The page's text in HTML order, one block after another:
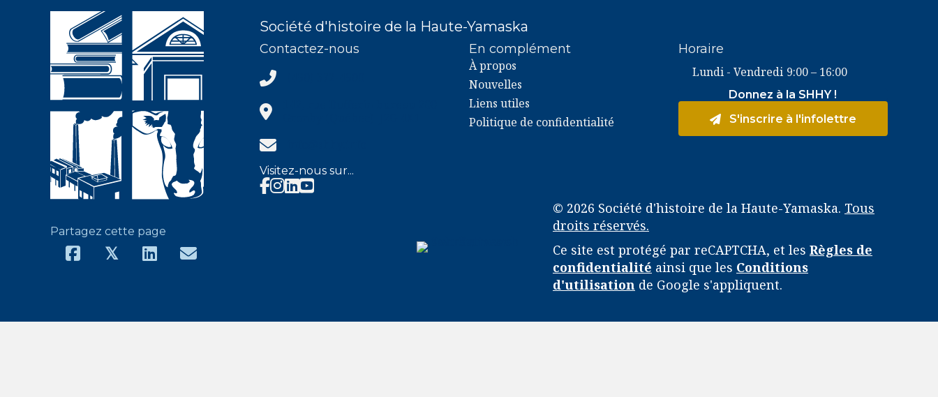
Société d'histoire de la Haute-Yamaska
Contactez-nous
(450) 372-4500
info@shhy.info
Visitez-nous sur...
Facebook SHHY
Instagram SHHY
En complément
À propos
Nouvelles
Liens utiles
Politique de confidentialité
Horaire
Lundi - Vendredi 9:00 – 16:00
Donnez à la SHHY !
S'inscrire à l'infolettre
Partagez cette page
𝕏
© 2026 Société d'histoire de la Haute-Yamaska. Tous
droits réservés.
Ce site est protégé par reCAPTCHA, et les Règles de
confidentialité ainsi que les Conditions
d'utilisation de Google s'appliquent.